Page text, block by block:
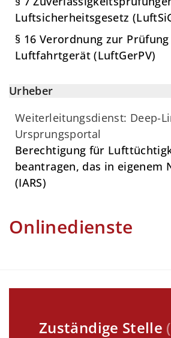
Luftsicherheitsgesetz
§ 16 Verordnung zur
Luftfahrtgerät (LuftGerPV)
Urheber
Weiterleitungsdienst: Deep-
Ursprungsportal
Berechtigung für
beantragen, das in eigenem
(IARS)
Onlinedienste
Zuständige Stelle (